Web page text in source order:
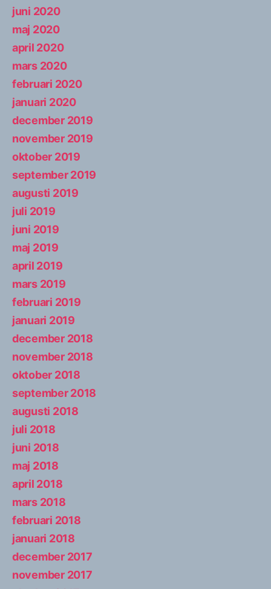
juni 2020
maj 2020
april 2020
mars 2020
februari 2020
januari 2020
december 2019
november 2019
oktober 2019
september 2019
augusti 2019
juli 2019
juni 2019
maj 2019
april 2019
mars 2019
februari 2019
januari 2019
december 2018
november 2018
oktober 2018
september 2018
augusti 2018
juli 2018
juni 2018
maj 2018
april 2018
mars 2018
februari 2018
januari 2018
december 2017
november 2017